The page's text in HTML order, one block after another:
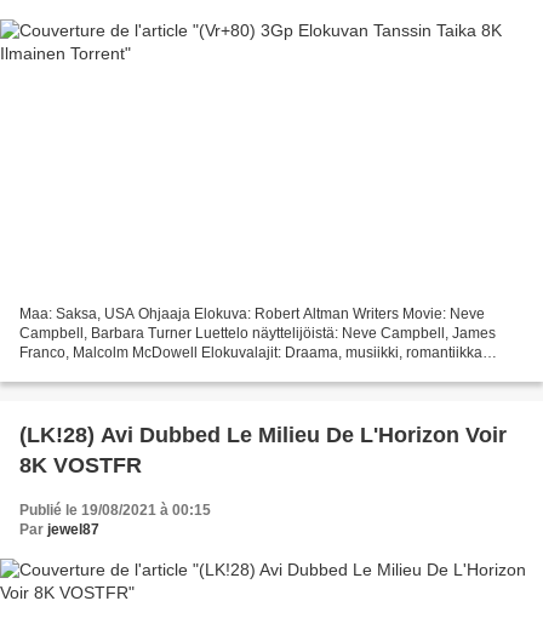
Maa: Saksa, USA Ohjaaja Elokuva: Robert Altman Writers Movie: Neve
Campbell, Barbara Turner Luettelo näyttelijöistä: Neve Campbell, James
Franco, Malcolm McDowell Elokuvalajit: Draama, musiikki, romantiikka
(LK!28) Avi Dubbed Le Milieu De L'Horizon Voir
8K VOSTFR
Publié le 19/08/2021 à 00:15
Par jewel87